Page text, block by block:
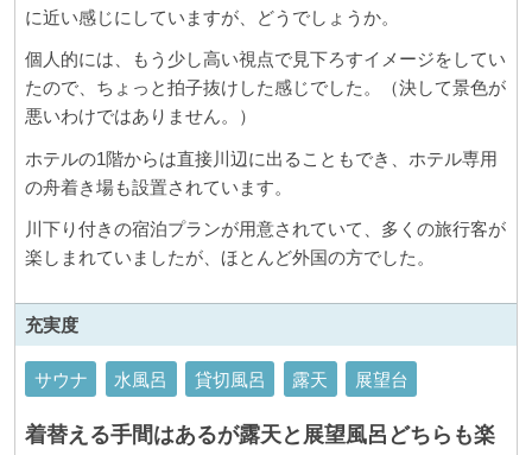
に近い感じにしていますが、どうでしょうか。
個人的には、もう少し高い視点で見下ろすイメージをしてい
たので、ちょっと拍子抜けした感じでした。（決して景色が
悪いわけではありません。）
ホテルの1階からは直接川辺に出ることもでき、ホテル専用
の舟着き場も設置されています。
川下り付きの宿泊プランが用意されていて、多くの旅行客が
楽しまれていましたが、ほとんど外国の方でした。
充実度
サウナ 水風呂 貸切風呂 露天 展望台
着替える手間はあるが露天と展望風呂どちらも楽